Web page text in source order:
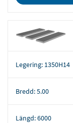
Legering: 1350H14
Bredd:5.00
Längd:6000